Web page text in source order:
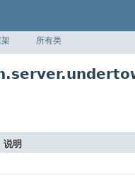
所有类
说明